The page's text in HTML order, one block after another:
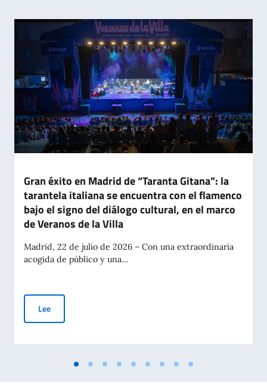
Gran éxito en Madrid de “Taranta Gitana”: la
tarantela italiana se encuentra con el flamenco
bajo el signo del diálogo cultural, en el marco
de Veranos de la Villa
Madrid, 22 de julio de 2026 – Con una extraordinaria
acogida de público y una...
LeeGran éxito en Madrid de “Taranta Gitana”: la tarantela